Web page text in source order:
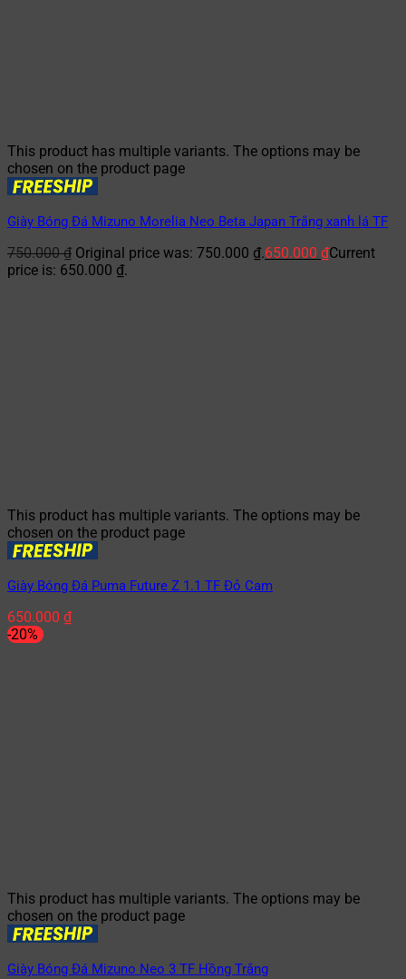
This product has multiple variants. The options may be
chosen on the product page
Giày Bóng Đá Mizuno Morelia Neo Beta Japan Trắng xanh lá TF
750.000₫ Original price was: 750.000 ₫.650.000 ₫Current
price is: 650.000 ₫.
This product has multiple variants. The options may be
chosen on the product page
Giày Bóng Đá Puma Future Z 1.1 TF Đỏ Cam
650.000 ₫
-20%
This product has multiple variants. The options may be
chosen on the product page
Giày Bóng Đá Mizuno Neo 3 TF Hồng Trắng